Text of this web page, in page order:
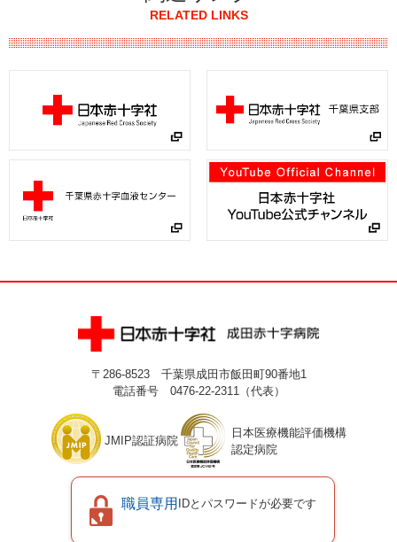
AI電話受付サービス導入のお知らせ
2026年5月29日
消化器内科 火曜日初診休診のお知らせ
2026年5月27日
令和9年4月採用 臨床検査技師（病理検査）の募集について
2026年5月20日
令和8年9月採用 臨床検査技師（嘱託）の募集について
2026年4月27日
令和８年度 栄養サポートチーム専門療法士 臨床実地修練
について
2026年4月23日
ゴールデンウイーク休診のお知らせ
2026年4月15日
RELATED LINKS
〒286-8523 千葉県成田市飯田町90番地1
電話番号 0476-22-2311（代表）
JMIP認証病院
日本医療機能評価機構
認定病院
職員専用 IDとパスワードが必要です